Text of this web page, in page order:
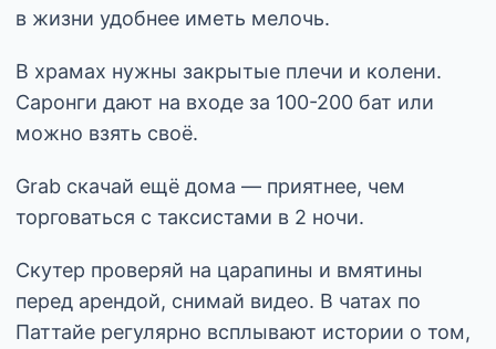
в жизни удобнее иметь мелочь.
В храмах нужны закрытые плечи и колени.
Саронги дают на входе за 100-200 бат или
можно взять своё.
Grab скачай ещё дома — приятнее, чем
торговаться с таксистами в 2 ночи.
Скутер проверяй на царапины и вмятины
перед арендой, снимай видео. В чатах по
Паттайе регулярно всплывают истории о том,